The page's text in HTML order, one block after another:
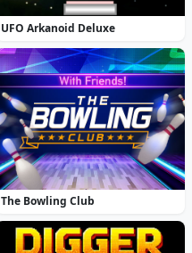
UFO Arkanoid Deluxe
The Bowling Club